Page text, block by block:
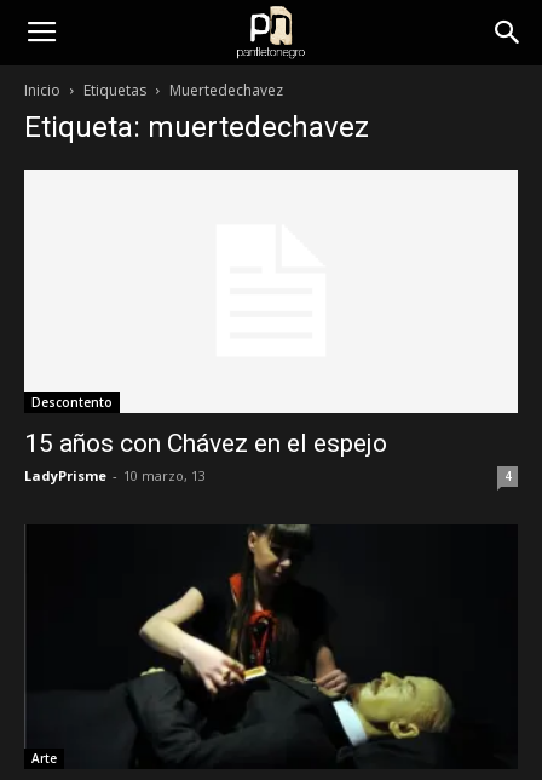
panfletonegro
Inicio Etiquetas Muertedechavez
Etiqueta: muertedechavez
Descontento
15 años con Chávez en el espejo
LadyPrisme - 10 marzo, 13 4
Arte